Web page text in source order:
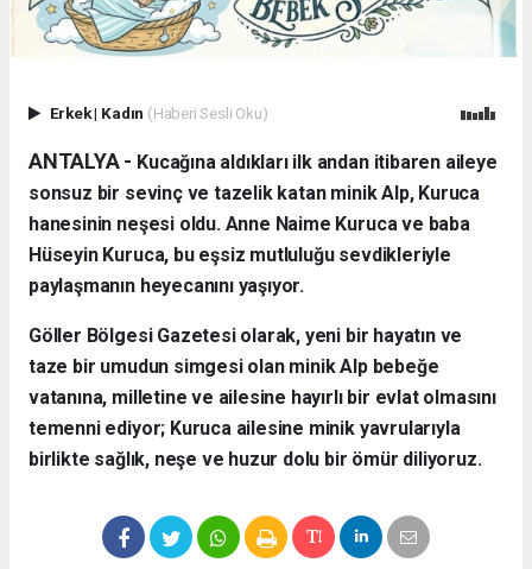
Erkek| Kadın (Haberi Sesli Oku)
ANTALYA - ​ Kucağına aldıkları ilk andan itibaren aileye
sonsuz bir sevinç ve tazelik katan minik Alp, Kuruca
hanesinin neşesi oldu. Anne Naime Kuruca ve baba
Hüseyin Kuruca, bu eşsiz mutluluğu sevdikleriyle
paylaşmanın heyecanını yaşıyor.
​Göller Bölgesi Gazetesi olarak, yeni bir hayatın ve
taze bir umudun simgesi olan minik Alp bebeğe
vatanına, milletine ve ailesine hayırlı bir evlat olmasını
temenni ediyor; Kuruca ailesine minik yavrularıyla
birlikte sağlık, neşe ve huzur dolu bir ömür diliyoruz.